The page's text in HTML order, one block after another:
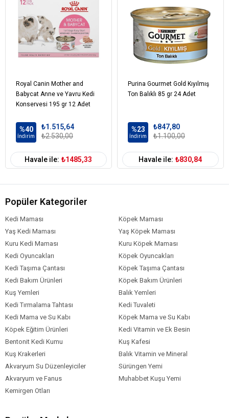
Kedi Maması
Tahıl Oranı
Tahıllı
Kedi Maması
İçerik
Sığır
Kedi Maması
0-100 gr
Kedi Maması
Kampanya
Çoklu Paket
Kedi Maması
Konserve
Kedi Irk Özelliği
Royal Canin Mother and
Babycat Anne ve Yavru Kedi
Konservesi 195 gr 12 Adet
%40
İndirim
₺1.515,64
₺2.530,00
Havale ile: ₺1485,33
Purina Gourmet Gold Kıyılmış
Ton Balıklı 85 gr 24 Adet
%23
İndirim
₺847,80
₺1.100,00
Havale ile: ₺830,84
Popüler Kategoriler
Kedi Maması
Köpek Maması
Yaş Kedi Maması
Yaş Köpek Maması
Kuru Kedi Maması
Kuru Köpek Maması
Kedi Oyuncakları
Köpek Oyuncakları
Kedi Taşıma Çantası
Köpek Taşıma Çantası
Kedi Bakım Ürünleri
Köpek Bakım Ürünleri
Kuş Yemleri
Balık Yemleri
Kedi Tırmalama Tahtası
Kedi Tuvaleti
Kedi Mama ve Su Kabı
Köpek Mama ve Su Kabı
Köpek Eğitim Ürünleri
Kedi Vitamin ve Ek Besin
Bentonit Kedi Kumu
Kuş Kafesi
Kuş Krakerleri
Balık Vitamin ve Mineral
Akvaryum Su Düzenleyiciler
Sürüngen Yemi
Akvaryum ve Fanus
Muhabbet Kuşu Yemi
Kemirgen Otları